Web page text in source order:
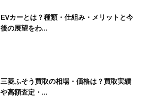
EVカーとは？種類・仕組み・メリットと今
後の展望をわ...
三菱ふそう買取の相場・価格は？買取実績
や高額査定・...